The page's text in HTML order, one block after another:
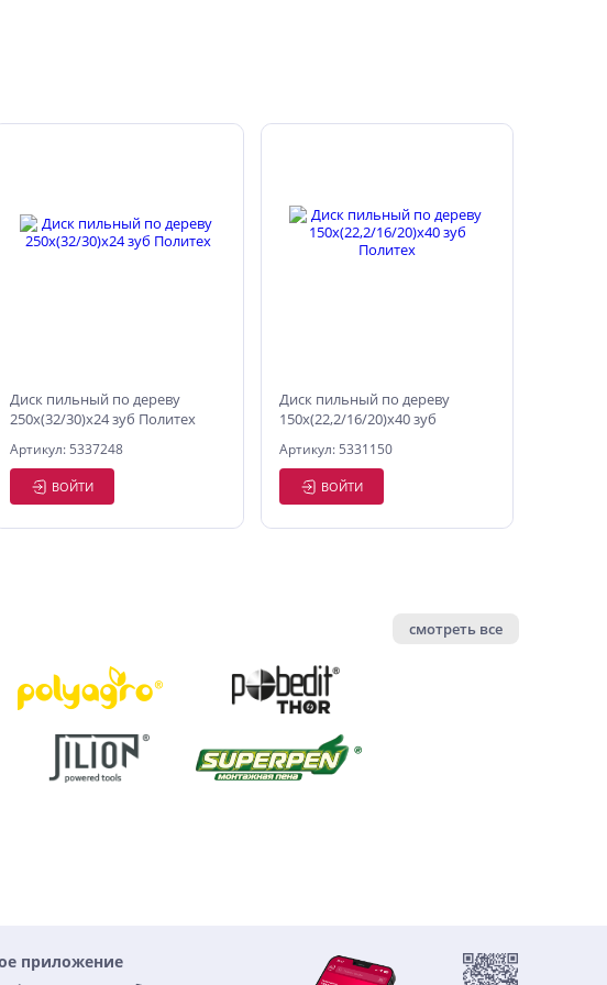
Диск пильный по дереву
250x(32/30)x24 зуб Политех
Артикул: 5337248
ВОЙТИ
Диск пильный по дереву
150х(22,2/16/20)х40 зуб
Артикул: 5331150
ВОЙТИ
смотреть все
приложение